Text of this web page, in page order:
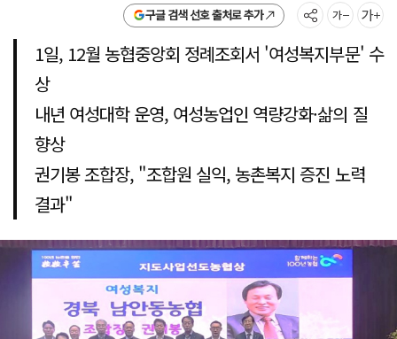
구글 검색 선호 출처로 추가
1일, 12월 농협중앙회 정례조회서 '여성복지부문' 수
상
내년 여성대학 운영, 여성농업인 역량강화·삶의 질
향상
권기봉 조합장, "조합원 실익, 농촌복지 증진 노력
결과"